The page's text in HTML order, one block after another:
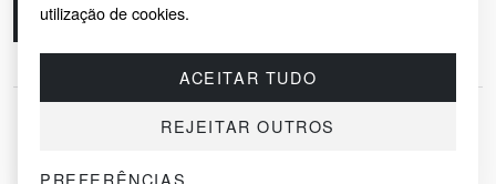
utilização de cookies.
ACEITAR TUDO
REJEITAR OUTROS
PREFERÊNCIAS
Ligue-nos
© 2026 SAYRUG OÜ · KESKLINNA LINNAOSA, AHTRI TN 12, 10151, TALLINN,